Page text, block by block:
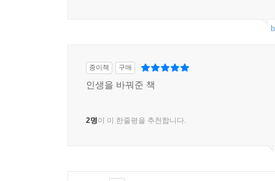
종이책 구매
인생을 바꿔준 책
2명이 이 한줄평을 추천합니다.